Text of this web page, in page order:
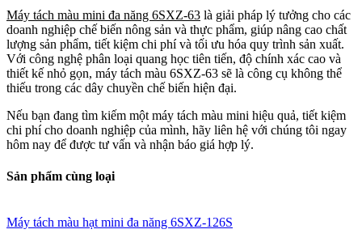
Máy tách màu mini đa năng 6SXZ-63 là giải pháp lý tưởng cho các
doanh nghiệp chế biến nông sản và thực phẩm, giúp nâng cao chất
lượng sản phẩm, tiết kiệm chi phí và tối ưu hóa quy trình sản xuất.
Với công nghệ phân loại quang học tiên tiến, độ chính xác cao và
thiết kế nhỏ gọn, máy tách màu 6SXZ-63 sẽ là công cụ không thể
thiếu trong các dây chuyền chế biến hiện đại.
Nếu bạn đang tìm kiếm một máy tách màu mini hiệu quả, tiết kiệm
chi phí cho doanh nghiệp của mình, hãy liên hệ với chúng tôi ngay
hôm nay để được tư vấn và nhận báo giá hợp lý.
Sản phẩm cùng loại
Máy tách màu hạt mini đa năng 6SXZ-126S